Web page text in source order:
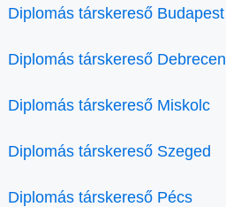
Diplomás társkereső Budapest
Diplomás társkereső Debrecen
Diplomás társkereső Miskolc
Diplomás társkereső Szeged
Diplomás társkereső Pécs